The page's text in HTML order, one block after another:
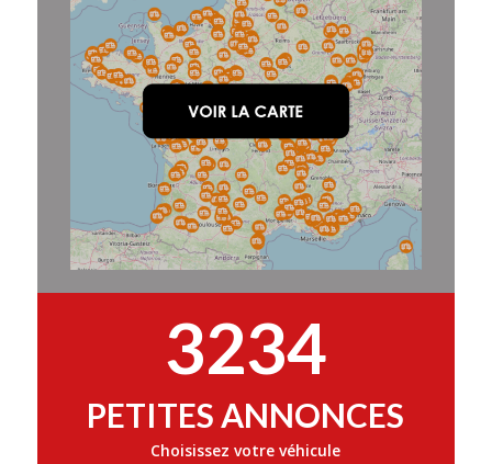
3234
PETITES ANNONCES
Choisissez votre véhicule